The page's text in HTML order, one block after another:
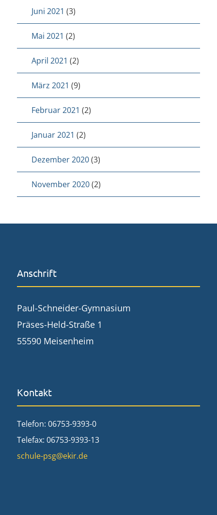
Juni 2021 (3)
Mai 2021 (2)
April 2021 (2)
März 2021 (9)
Februar 2021 (2)
Januar 2021 (2)
Dezember 2020(3)
November 2020(2)
Anschrift
Paul-Schneider-Gymnasium
Präses-Held-Straße 1
55590 Meisenheim
Kontakt
Telefon: 06753-9393-0
Telefax: 06753-9393-13
schule-psg@ekir.de